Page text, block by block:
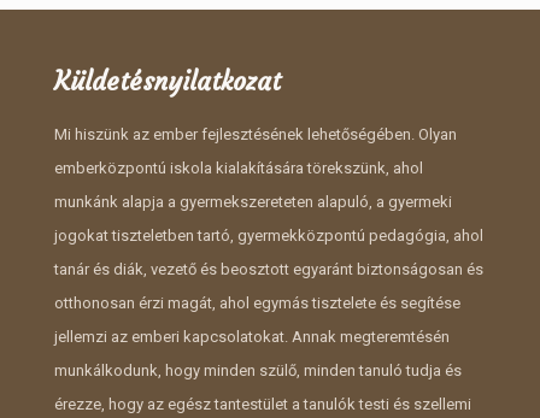
Küldetésnyilatkozat
Mi hiszünk az ember fejlesztésének lehetőségében. Olyan
emberközpontú iskola kialakítására törekszünk, ahol
munkánk alapja a gyermekszereteten alapuló, a gyermeki
jogokat tiszteletben tartó, gyermekközpontú pedagógia, ahol
tanár és diák, vezető és beosztott egyaránt biztonságosan és
otthonosan érzi magát, ahol egymás tisztelete és segítése
jellemzi az emberi kapcsolatokat. Annak megteremtésén
munkálkodunk, hogy minden szülő, minden tanuló tudja és
érezze, hogy az egész tantestület a tanulók testi és szellemi